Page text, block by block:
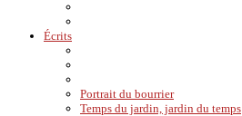
Écrits
Portrait du bourrier
Temps du jardin, jardin du temps